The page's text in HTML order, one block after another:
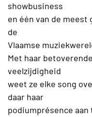
showbusiness
en één van de meest
de
Vlaamse
Met haar
veelzijdigheid
weet ze elke song
daar haar
podiumprésence